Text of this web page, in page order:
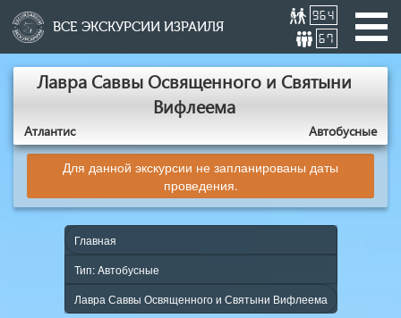
ВСЕ ЭКСКУРСИИ ИЗРАИЛЯ
964
67
Лавра Саввы Освященного и Святыни
Вифлеема
Атлантис Aвтобусные
Для данной экскурсии не запланированы даты
проведения.
Главная
Тип: Aвтобусные
Лавра Саввы Освященного и Святыни Вифлеема